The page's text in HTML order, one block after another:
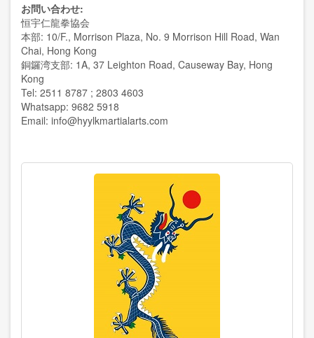
お問い合わせ:
恒宇仁龍拳協会
本部: 10/F., Morrison Plaza, No. 9 Morrison Hill Road, Wan
Chai, Hong Kong
銅鑼湾支部: 1A, 37 Leighton Road, Causeway Bay, Hong
Kong
Tel: 2511 8787 ; 2803 4603
Whatsapp: 9682 5918
Email: info@hyylkmartialarts.com